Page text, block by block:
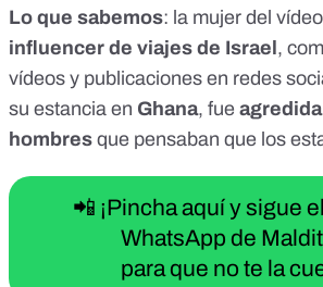
Lo que sabemos: la mujer del
influencer de viajes de Israel ,
vídeos y publicaciones en redes
su estancia en Ghana, fue
hombres que pensaban que los
📲 ¡Pincha aquí y sigue
WhatsApp de
para que no te la